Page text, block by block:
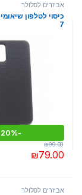
אביזרים לסלולר
7
-
20%
₪79.00
₪99.00
אביזרים לסלולר